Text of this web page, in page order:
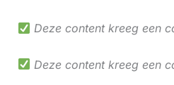
Deze content kreeg een
Deze content kreeg een